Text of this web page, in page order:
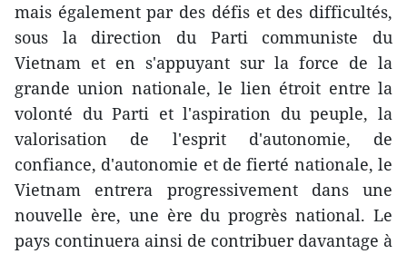
mais également par des défis et des difficultés,
sous la direction du Parti communiste du
Vietnam et en s'appuyant sur la force de la
grande union nationale, le lien étroit entre la
volonté du Parti et l'aspiration du peuple, la
valorisation de l'esprit d'autonomie, de
confiance, d'autonomie et de fierté nationale, le
Vietnam entrera progressivement dans une
nouvelle ère, une ère du progrès national. Le
pays continuera ainsi de contribuer davantage à